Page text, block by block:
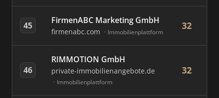
45 FirmenABC Marketing GmbH
firmenabc.com Immobilienplattform
32
46
RIMMOTION GmbH
private-immobilienangebote.de
Immobilienplattform
32